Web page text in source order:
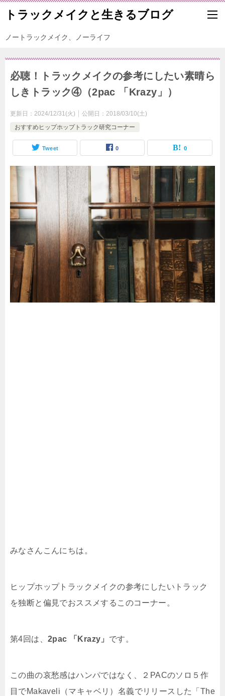
トラックメイクと生きるブログ
ノートラックメイク、ノーライフ
必聴！トラックメイクの参考にしたい素晴ら
しきトラック④（2pac 「Krazy」）
更新日： 2024/12/31(火) 公開日： 2018/03/10(土)
おすすめヒップホップトラック研究コーナー
Tweet 0 0
みなさんこんにちは。
ヒップホップトラックメイクの参考にしたいトラック
を独断と偏見でおススメするこのコーナー。
第4回は、 2pac 「Krazy」 です。
この曲の哀愁感はハンパではなく、２PACのソロ５作
目でMakaveli（マキャベリ）名義でリリースした「The